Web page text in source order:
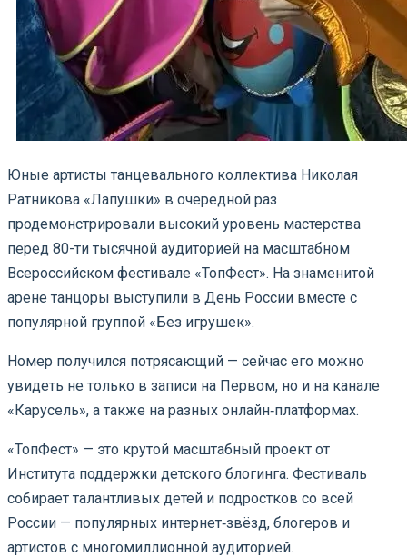
Юные артисты танцевального коллектива Николая
Ратникова «Лапушки» в очередной раз
продемонстрировали высокий уровень мастерства
перед 80-ти тысячной аудиторией на масштабном
Всероссийском фестивале «ТопФест». На знаменитой
арене танцоры выступили в День России вместе с
популярной группой «Без игрушек».
Номер получился потрясающий — сейчас его можно
увидеть не только в записи на Первом, но и на канале
«Карусель», а также на разных онлайн‑платформах.
«ТопФест» — это крутой масштабный проект от
Института поддержки детского блогинга. Фестиваль
собирает талантливых детей и подростков со всей
России — популярных интернет‑звёзд, блогеров и
артистов с многомиллионной аудиторией.